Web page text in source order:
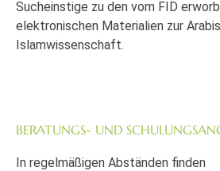
Sucheinstige zu den vom FID
elektronischen Materialien zur
Islamwissenschaft.
BERATUNGS- UND
In regelmäßigen Abständen finden